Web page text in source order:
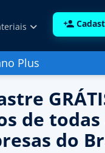
Plus
de todas
do